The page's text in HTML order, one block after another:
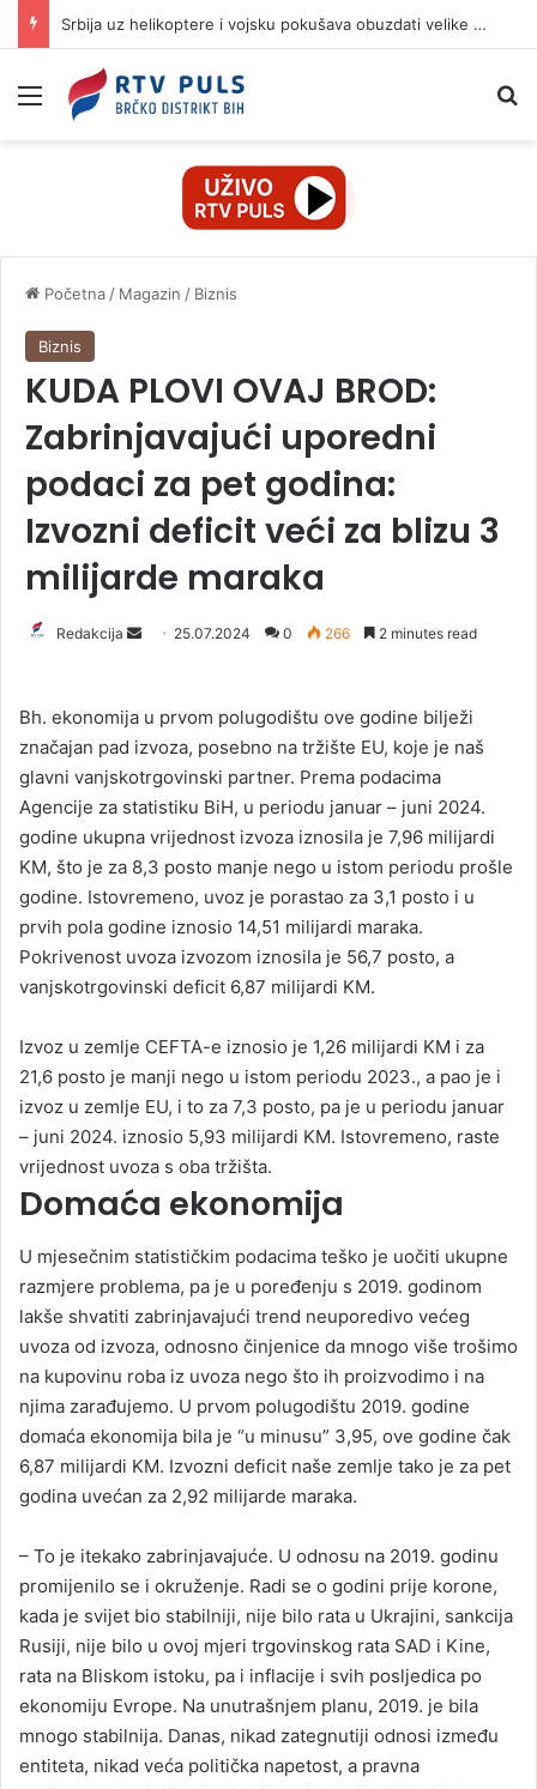
Srbija uz helikoptere i vojsku pokušava obuzdati velike požare u zemlji: Aktivno devet požarišta
Izbornik
Početna / Magazin / Biznis
Biznis
KUDA PLOVI OVAJ BROD:
Zabrinjavajući uporedni
podaci za pet godina:
Izvozni deficit veći za blizu 3
milijarde maraka
Redakcija
d
a
n
e
m
a
i
l
25.07.2024 0 266 2 minutes read
Bh. ekonomija u prvom polugodištu ove godine bilježi
značajan pad izvoza, posebno na tržište EU, koje je naš
glavni vanjskotrgovinski partner. Prema podacima
Agencije za statistiku BiH, u periodu januar – juni 2024.
godine ukupna vrijednost izvoza iznosila je 7,96 milijardi
KM, što je za 8,3 posto manje nego u istom periodu prošle
godine. Istovremeno, uvoz je porastao za 3,1 posto i u
prvih pola godine iznosio 14,51 milijardi maraka.
Pokrivenost uvoza izvozom iznosila je 56,7 posto, a
vanjskotrgovinski deficit 6,87 milijardi KM.
Izvoz u zemlje CEFTA-e iznosio je 1,26 milijardi KM i za
21,6 posto je manji nego u istom periodu 2023., a pao je i
izvoz u zemlje EU, i to za 7,3 posto, pa je u periodu januar
– juni 2024. iznosio 5,93 milijardi KM. Istovremeno, raste
vrijednost uvoza s oba tržišta.
Domaća ekonomija
U mjesečnim statističkim podacima teško je uočiti ukupne
razmjere problema, pa je u poređenju s 2019. godinom
lakše shvatiti zabrinjavajući trend neuporedivo većeg
uvoza od izvoza, odnosno činjenice da mnogo više trošimo
na kupovinu roba iz uvoza nego što ih proizvodimo i na
njima zarađujemo. U prvom polugodištu 2019. godine
domaća ekonomija bila je “u minusu” 3,95, ove godine čak
6,87 milijardi KM. Izvozni deficit naše zemlje tako je za pet
godina uvećan za 2,92 milijarde maraka.
– To je itekako zabrinjavajuće. U odnosu na 2019. godinu
promijenilo se i okruženje. Radi se o godini prije korone,
kada je svijet bio stabilniji, nije bilo rata u Ukrajini, sankcija
Rusiji, nije bilo u ovoj mjeri trgovinskog rata SAD i Kine,
rata na Bliskom istoku, pa i inflacije i svih posljedica po
ekonomiju Evrope. Na unutrašnjem planu, 2019. je bila
mnogo stabilnija. Danas, nikad zategnutiji odnosi između
entiteta, nikad veća politička napetost, a pravna